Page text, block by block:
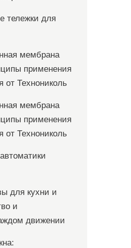
тележки для
мембрана
применения
от Технониколь
мембрана
применения
от Технониколь
для кухни и
и
движении